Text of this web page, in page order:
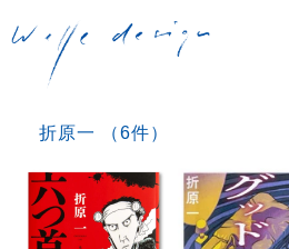
折原一 （6件）